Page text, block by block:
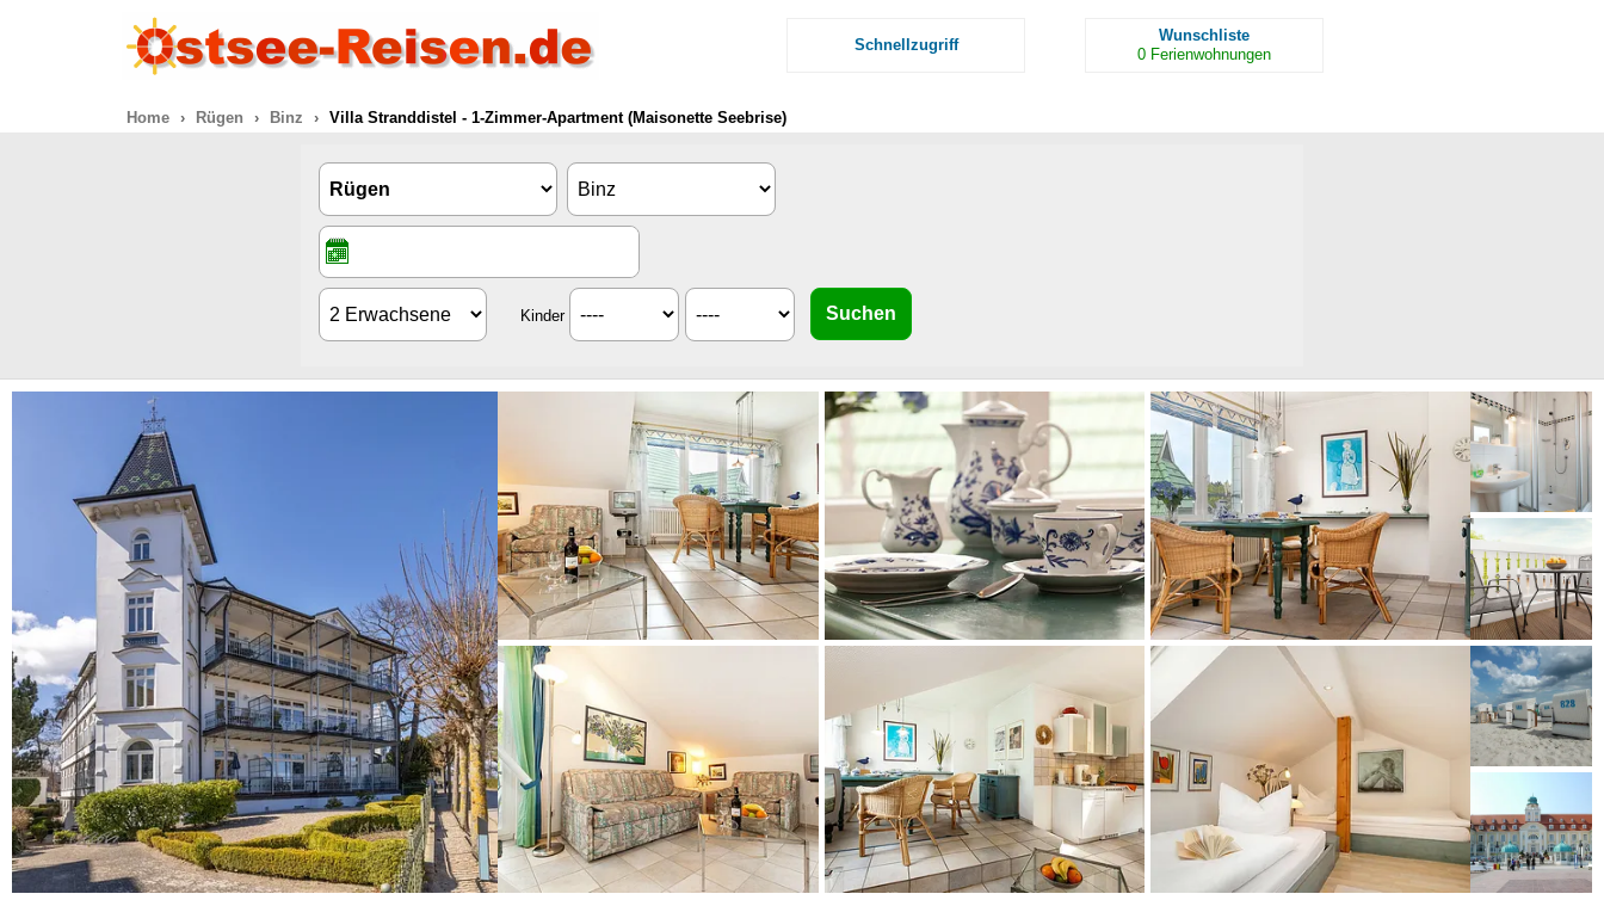
Schnellzugriff
Wunschliste
0 Ferienwohnungen
Home Rügen Binz Villa Stranddistel - 1-Zimmer-Apartment (Maisonette Seebrise)
Kinder